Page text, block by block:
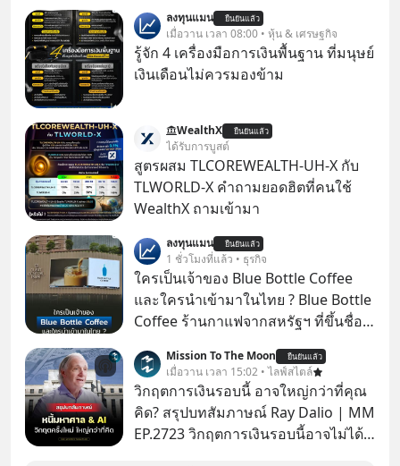
ลงทุนแมน ยืนยันแล้ว
เมื่อวาน เวลา 08:00 • หุ้น & เศรษฐกิจ
รู้จัก 4 เครื่องมือการเงินพื้นฐาน ที่มนุษย์
เงินเดือนไม่ควรมองข้าม
WealthX ยืนยันแล้ว
ได้รับการบูสต์
สูตรผสม TLCOREWEALTH-UH-X กับ
TLWORLD-X คำถามยอดฮิตที่คนใช้
WealthX ถามเข้ามา
ลงทุนแมน ยืนยันแล้ว
1 ชั่วโมงที่แล้ว • ธุรกิจ
ใครเป็นเจ้าของ Blue Bottle Coffee
และใครนำเข้ามาในไทย ? Blue Bottle
Coffee ร้านกาแฟจากสหรัฐฯ ที่ขึ้นชื่อ
แรกในประเทศไทย ที่ Central Park
Mission To The Moon ยืนยันแล้ว
เมื่อวาน เวลา 15:02 • ไลฟ์สไตล์
วิกฤตการเงินรอบนี้ อาจใหญ่กว่าที่คุณ
คิด? สรุปบทสัมภาษณ์ Ray Dalio | MM
EP.2723 วิกฤตการเงินรอบนี้อาจไม่ได้